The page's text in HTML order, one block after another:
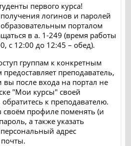
первого курса!
логинов и паролей
порталом
в а. 1-249 (время работы
с 12:00 до 12:45 – обед).
группам к конкретным
преподаватель,
вы после входа на портал не
"Мои курсы" своей
к преподавателю.
своём профиле поменять (и
а также указать
адрес